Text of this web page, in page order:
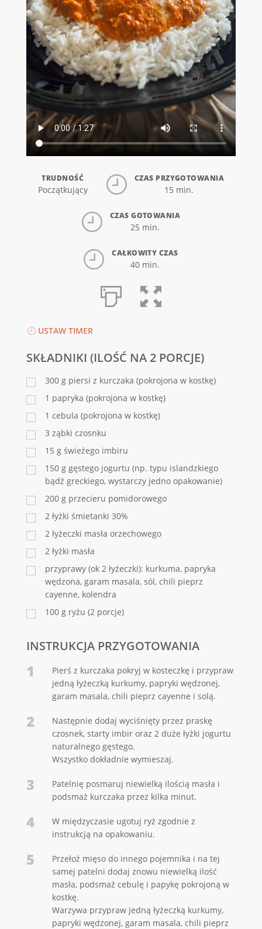
TRUDNOŚĆ
Początkujący
CZAS PRZYGOTOWANIA
15 min.
CZAS GOTOWANIA
25 min.
CAŁKOWITY CZAS
40 min.
USTAW TIMER
SKŁADNIKI (ILOŚĆ NA 2 PORCJE)
300 g piersi z kurczaka (pokrojona w kostkę)
1 papryka (pokrojona w kostkę)
1 cebula (pokrojona w kostkę)
3 ząbki czosnku
15 g świeżego imbiru
150 g gęstego jogurtu (np. typu islandzkiego
bądź greckiego, wystarczy jedno opakowanie)
200 g przecieru pomidorowego
2 łyżki śmietanki 30%
2 łyżeczki masła orzechowego
2 łyżki masła
przyprawy (ok 2 łyżeczki): kurkuma, papryka
wędzona, garam masala, sól, chili pieprz
cayenne, kolendra
100 g ryżu (2 porcje)
INSTRUKCJA PRZYGOTOWANIA
1
Pierś z kurczaka pokryj w kosteczkę i przypraw
jedną łyżeczką kurkumy, papryki wędzonej,
garam masala, chili pieprz cayenne i solą.
2
Następnie dodaj wyciśnięty przez praskę
czosnek, starty imbir oraz 2 duże łyżki jogurtu
naturalnego gęstego.
Wszystko dokładnie wymieszaj.
3
Patelnię posmaruj niewielką ilością masła i
podsmaż kurczaka przez kilka minut.
4
W międzyczasie ugotuj ryż zgodnie z
instrukcją na opakowaniu.
5
Przełoż mięso do innego pojemnika i na tej
samej patelni dodaj znowu niewielką ilość
masła, podsmaż cebulę i papykę pokrojoną w
kostkę.
Warzywa przypraw jedną łyżeczką kurkumy,
papryki wędzonej, garam masala, chili pieprz